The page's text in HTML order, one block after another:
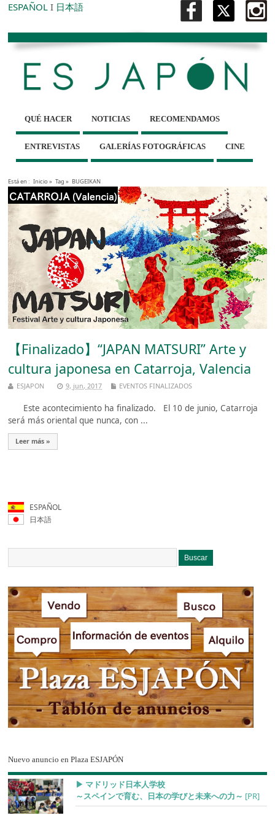
ESPAÑOL I 日本語
QUÉ HACER NOTICIAS RECOMENDAMOS
ENTREVISTAS GALERÍAS FOTOGRÁFICAS CINE
Está en : Inicio» Tag » BUGEIKAN
【Finalizado】“JAPAN MATSURI” Arte y
cultura japonesa en Catarroja, Valencia
ESJAPON 9, jun, 2017 EVENTOS FINALIZADOS
Este acontecimiento ha finalizado. El 10 de junio, Catarroja
será más oriental que nunca, con ...
Leer más »
ESPAÑOL
日本語
Nuevo anuncio en Plaza ESJAPÓN
▶︎ マドリッド日本人学校
～スペインで育む、日本の学びと未来への力～ [PR]